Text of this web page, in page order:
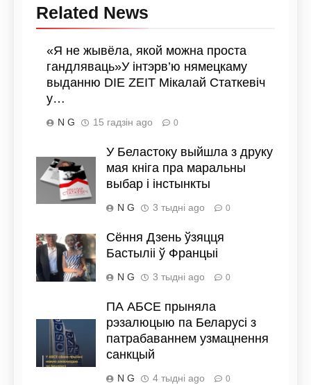
Related News
«Я не жывёла, якой можна проста
гандляваць»У інтэрв’ю нямецкаму
выданню DIE ZEIT Мікалай Статкевіч
у…
N G 15 гадзін ago 0
У Беластоку выйшла з друку
мая кніга пра маральны
выбар і інстынкты
N G 3 тыдні ago 0
Сёння Дзень ўзяцця
Бастыліі ў Францыі
N G 3 тыдні ago 0
ПА АБСЕ прыняла
рэзалюцыю па Беларусі з
патрабаваннем узмацнення
санкцый
N G 4 тыдні ago 0